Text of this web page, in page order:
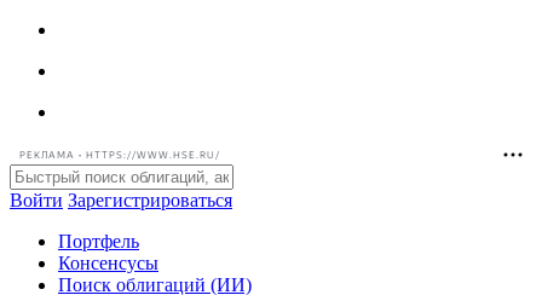
РЕКЛАМА • HTTPS://WWW.HSE.RU/
Войти Зарегистрироваться